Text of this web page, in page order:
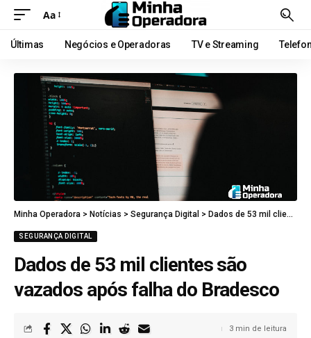
Aa
Últimas Negócios e Operadoras TV e Streaming
Minha Operadora > Notícias > Segurança Digital > Dados de 53 mil clientes são vazados após falha do Bradesco
SEGURANÇA DIGITAL
Dados de 53 mil clientes são
vazados após falha do Bradesco
3 min de leitura